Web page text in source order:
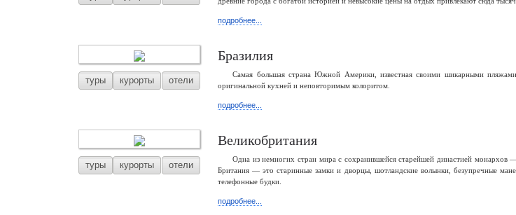
подробнее...
туры курорты отели
Бразилия
Самая большая страна Южной Америки, известная своими шикарными
оригинальной кухней и неповторимым колоритом.
подробнее...
туры курорты отели
Великобритания
Одна из немногих стран мира с сохранившейся старейшей династией
Британия — это старинные замки и дворцы, шотландские волынки, безупречные
телефонные будки.
подробнее...